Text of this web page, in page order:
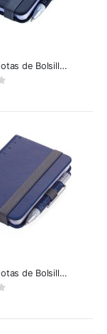
Bloc de Notas de Bolsillo DIN A7 con Tool Pen Negro
Bloc de Notas de Bolsillo DIN A7 con Tool Pen - azul